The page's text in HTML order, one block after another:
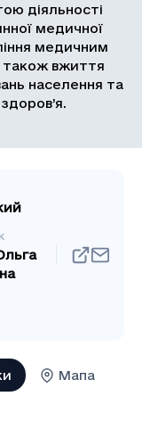
діяльності
медичної
медичним
також вжиття
населення та
Мапа